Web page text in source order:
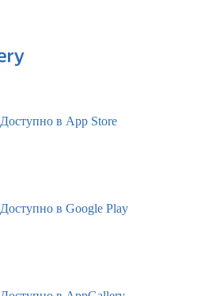
Доступно в App Store
Доступно в Google Play